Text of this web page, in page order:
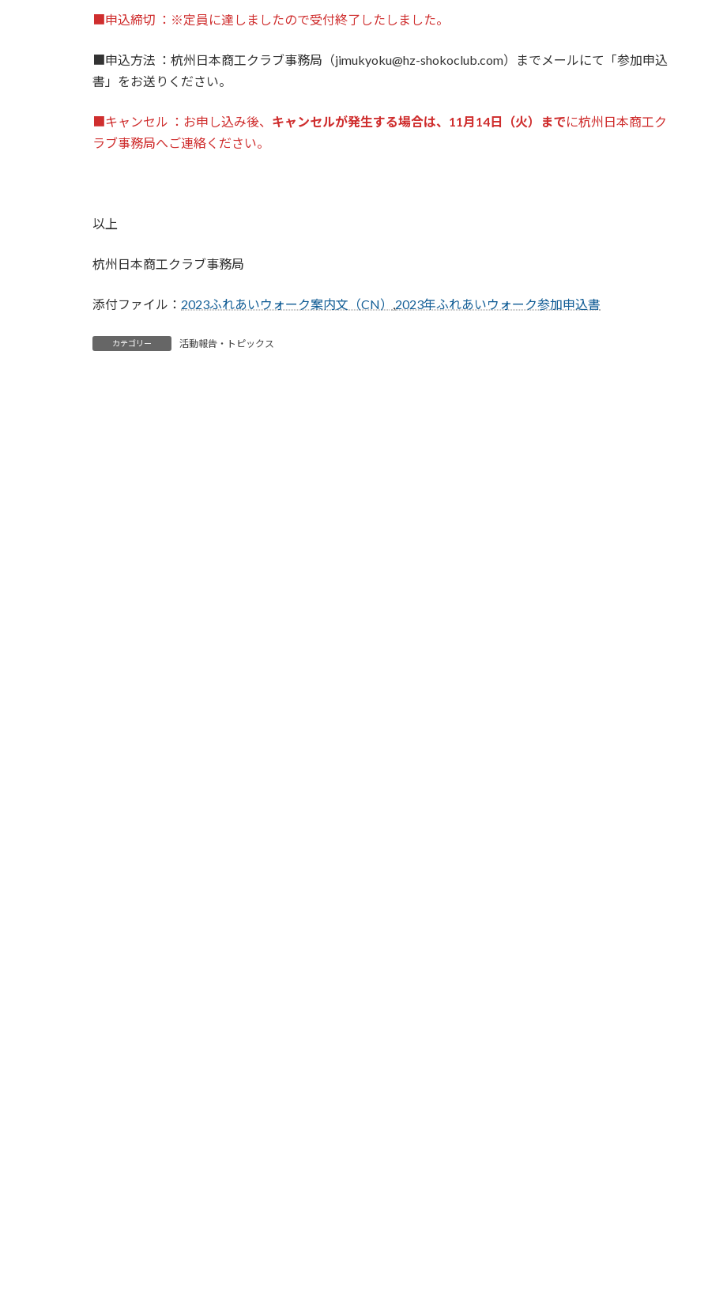
■申込締切 ：※定員に達しましたので受付終了したしました。
■申込方法 ：杭州日本商工クラブ事務局（jimukyoku@hz-shokoclub.com）までメールにて「参加申込
書」をお送りください。
■キャンセル ：お申し込み後、 キャンセルが発生する場合は、11月14日（火）までに杭州日本商工ク
ラブ事務局へご連絡ください。
以上
杭州日本商工クラブ事務局
添付ファイル： 2023ふれあいウォーク案内文（CN） 2023年ふれあいウォーク参加申込書
カテゴリー 活動報告・トピックス